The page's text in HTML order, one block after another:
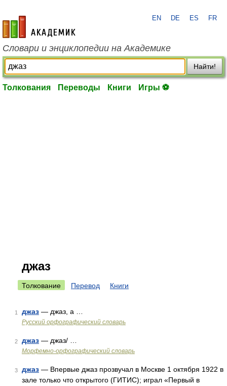
academic.ru
EN DE ES FR
Словари и энциклопедии на Академике
Найти!
Толкования Переводы Книги Игры ⚽
джаз
Толкование Перевод Книги
1 джаз — джаз, а …
Русский орфографический словарь
2 джаз — джаз/ …
Морфемно-орфографический словарь
3 джаз — Впервые джаз прозвучал в Москве 1 октября 1922 в
зале только что открытого (ГИТИС); играл «Первый в